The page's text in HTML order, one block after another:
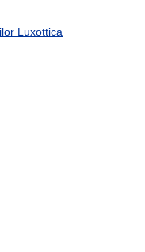
Luxottica